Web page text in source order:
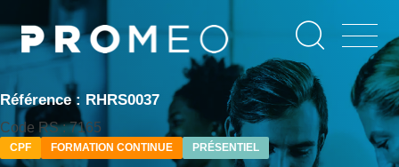
au
contenu
Référence : RHRS0037
Code RS : 7165
CPF FORMATION CONTINUE PRÉSENTIEL
Panneau de gestion des cookies